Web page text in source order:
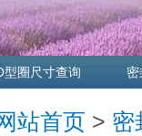
型圈尺寸查询
站首页 > 密